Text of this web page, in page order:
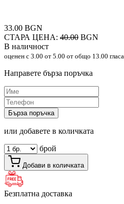
33.00 BGN
СТАРА ЦЕНА: 40.00 BGN
В наличност
оценен с 3.00 от 5.00 от общо 13.00 гласа
Направете бърза поръчка
Бърза поръчка
или добавете в количката
брой
Добави в количката
Безплатна доставка